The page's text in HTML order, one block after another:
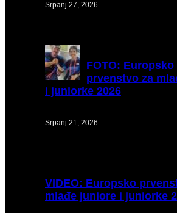
Srpanj 27, 2026
FOTO: Europsko
prvenstvo za
i juniorke 2026
Srpanj 21, 2026
VIDEO: Europsko
mlađe juniore i juniorke